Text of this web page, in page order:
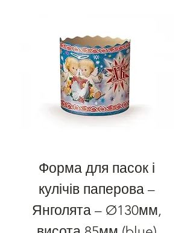
Форма для пасок і
кулічів паперова –
Янголята – Ø130мм,